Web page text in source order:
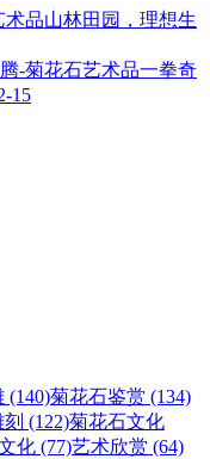
山林田园，理想生
一拳奇
15
(140)菊花石鉴赏 (134)
(122)菊花石文化
化 (77)艺术欣赏 (64)